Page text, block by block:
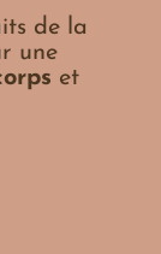
de la
une
et